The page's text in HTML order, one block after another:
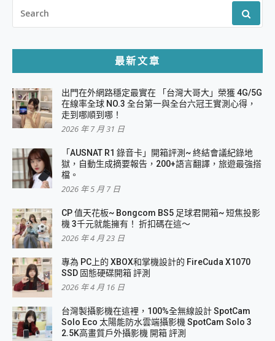
FOR:
最新文章
出門在外網路穩定最實在 「台灣大哥大」榮獲 4G/5G
在線率全球 NO.3 全台第一與全台六冠王實測心得，
走到哪順到哪！
2026 年 7 月 31 日
「AUSNAT R1 錄音卡」開箱評測~ 終結會議紀錄地
獄，自動生成摘要報告，200+語言翻譯，旅遊最強搭
檔。
2026 年 5 月 7 日
CP 值天花板~ Bongcom BS5 足球君開箱~ 短焦投影
機 3千元就能擁有！ 折扣碼在這～
2026 年 4 月 23 日
專為 PC上的 XBOX和掌機設計的 FireCuda X1070
SSD 固態硬碟開箱 評測
2026 年 4 月 16 日
台灣製攝影機在這裡，100%全無線設計 SpotCam
Solo Eco 太陽能防水雲端攝影機 SpotCam Solo 3
2.5K高畫質戶外攝影機 開箱 評測